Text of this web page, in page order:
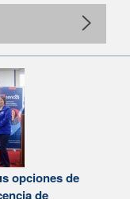
opciones de
de